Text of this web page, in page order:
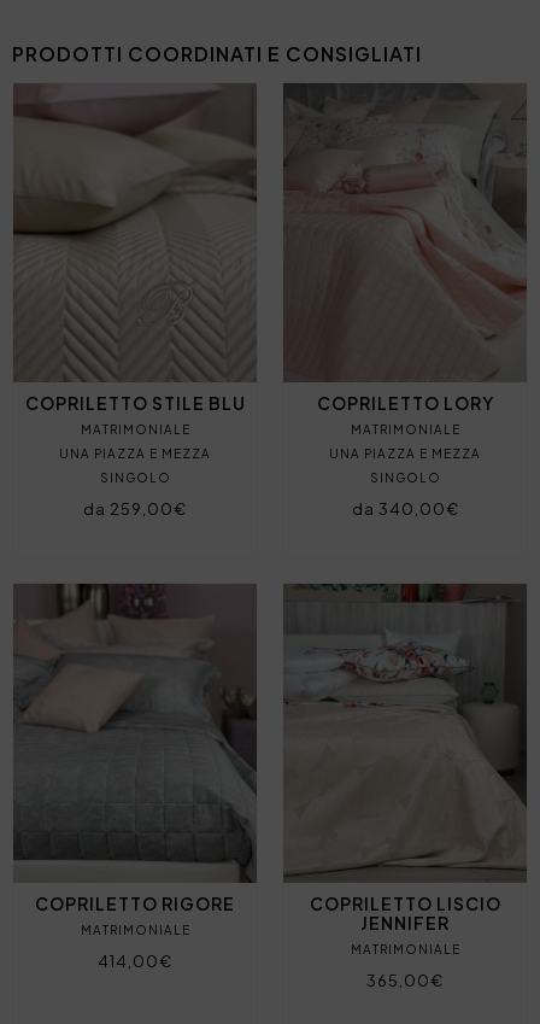
PRODOTTI COORDINATI E CONSIGLIATI
COPRILETTO STILE BLU
MATRIMONIALE
UNA PIAZZA E MEZZA
SINGOLO
da 259,00€
COPRILETTO LORY
MATRIMONIALE
UNA PIAZZA E MEZZA
SINGOLO
da 340,00€
COPRILETTO RIGORE
MATRIMONIALE
414,00€
COPRILETTO LISCIO
JENNIFER
MATRIMONIALE
365,00€